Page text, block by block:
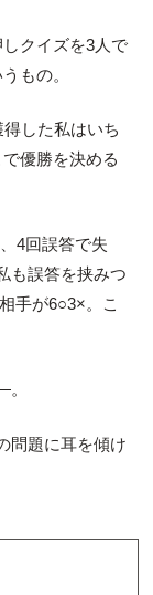
クイズを3人で
もの。
した私はいち
優勝を決める
4回誤答で失
も誤答を挟みつ
手が6○3×。こ
問題に耳を傾け